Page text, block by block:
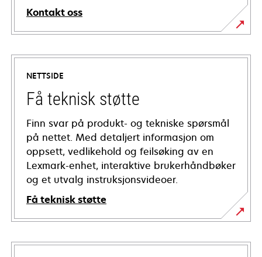
Kontakt oss
NETTSIDE
Få teknisk støtte
Finn svar på produkt- og tekniske spørsmål
på nettet. Med detaljert informasjon om
oppsett, vedlikehold og feilsøking av en
Lexmark-enhet, interaktive brukerhåndbøker
og et utvalg instruksjonsvideoer.
Få teknisk støtte
opens
in